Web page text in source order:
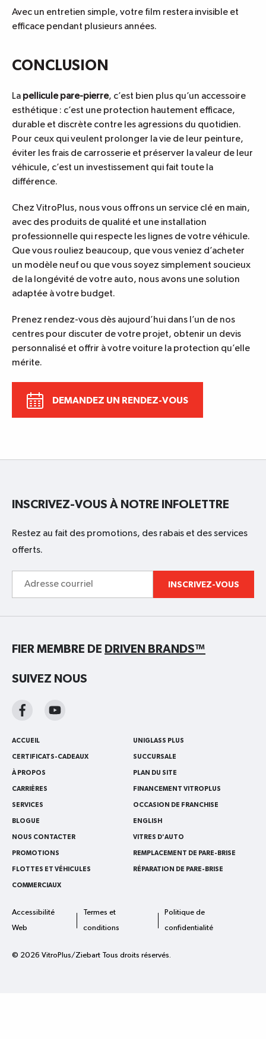
Avec un entretien simple, votre film restera invisible et
efficace pendant plusieurs années.
CONCLUSION
La pellicule pare-pierre, c’est bien plus qu’un accessoire
esthétique : c’est une protection hautement efficace,
durable et discrète contre les agressions du quotidien.
Pour ceux qui veulent prolonger la vie de leur peinture,
éviter les frais de carrosserie et préserver la valeur de leur
véhicule, c’est un investissement qui fait toute la
différence.
Chez VitroPlus, nous vous offrons un service clé en main,
avec des produits de qualité et une installation
professionnelle qui respecte les lignes de votre véhicule.
Que vous rouliez beaucoup, que vous veniez d’acheter
un modèle neuf ou que vous soyez simplement soucieux
de la longévité de votre auto, nous avons une solution
adaptée à votre budget.
Prenez rendez-vous dès aujourd’hui dans l’un de nos
centres pour discuter de votre projet, obtenir un devis
personnalisé et offrir à votre voiture la protection qu’elle
mérite.
DEMANDEZ UN RENDEZ-VOUS
INSCRIVEZ-VOUS À NOTRE INFOLETTRE
Restez au fait des promotions, des rabais et des services
offerts.
INSCRIVEZ-VOUS
FIER MEMBRE DE DRIVEN BRANDS™
SUIVEZ NOUS
ACCUEIL
NOUS CONTACTER
FINANCEMENT VITROPLUS
CERTIFICATS-CADEAUX
PROMOTIONS
OCCASION DE FRANCHISE
À PROPOS
FLOTTES ET VÉHICULES
COMMERCIAUX
ENGLISH
CARRIÈRES
UNIGLASS PLUS
VITRES D'AUTO
SERVICES
SUCCURSALE
REMPLACEMENT DE PARE-BRISE
BLOGUE
PLAN DU SITE
RÉPARATION DE PARE-BRISE
© 2026 VitroPlus/Ziebart Tous droits réservés.
Accessibilité
Web
Termes et
conditions
Politique de
confidentialité